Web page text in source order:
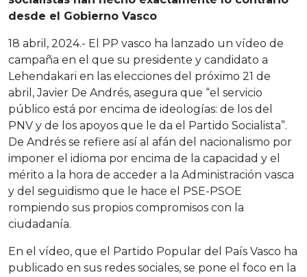
desde el Gobierno Vasco
18 abril, 2024.- El PP vasco ha lanzado un vídeo de
campaña en el que su presidente y candidato a
Lehendakari en las elecciones del próximo 21 de
abril, Javier De Andrés, asegura que “el servicio
público está por encima de ideologías: de los del
PNV y de los apoyos que le da el Partido Socialista”.
De Andrés se refiere así al afán del nacionalismo por
imponer el idioma por encima de la capacidad y el
mérito a la hora de acceder a la Administración vasca
y del seguidismo que le hace el PSE-PSOE
rompiendo sus propios compromisos con la
ciudadanía.
En el vídeo, que el Partido Popular del País Vasco ha
publicado en sus redes sociales, se pone el foco en la